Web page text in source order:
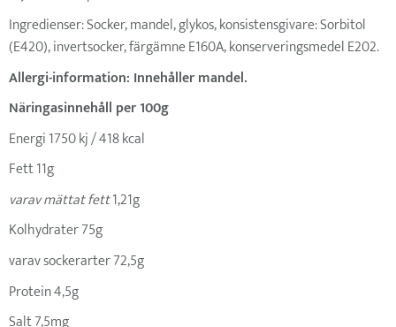
Ingredienser: Socker, mandel, glykos, konsistensgivare: Sorbitol
(E420), invertsocker, färgämne E160A, konserveringsmedel E202.
Allergi-information: Innehåller mandel.
Näringasinnehåll per 100g
Energi 1750 kj / 418 kcal
Fett 11g
varav mättat fett1,21g
Kolhydrater 75g
varav sockerarter 72,5g
Protein 4,5g